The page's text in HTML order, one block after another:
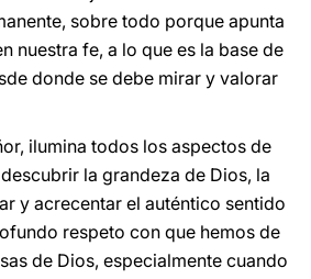
sobre todo porque apunta
nuestra fe, a lo que es la base de
donde se debe mirar y valorar
ilumina todos los aspectos de
la grandeza de Dios, la
y acrecentar el auténtico sentido
respeto con que hemos de
de Dios, especialmente cuando